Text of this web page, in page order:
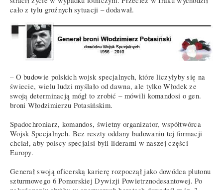
cało z tylu groźnych sytuacji – dodawał.
– O budowie polskich wojsk specjalnych, które liczyłyby się na
świecie, wielu ludzi myślało od dawna, ale tylko Włodek ze
swoją determinacją mógł to zrobić – mówili komandosi o gen.
broni Włodzimierzu Potasińskim.
Spadochroniarz, komandos, świetny organizator, współtwórca
Wojsk Specjalnych. Bez reszty oddany budowaniu tej formacji
chciał, aby polscy specjalsi byli liderami w naszej części
Europy.
Generał swoją oficerską karierę rozpoczął jako dowódca plutonu
szturmowego 6 Pomorskiej Dywizji Powietrznodesantowej. Po